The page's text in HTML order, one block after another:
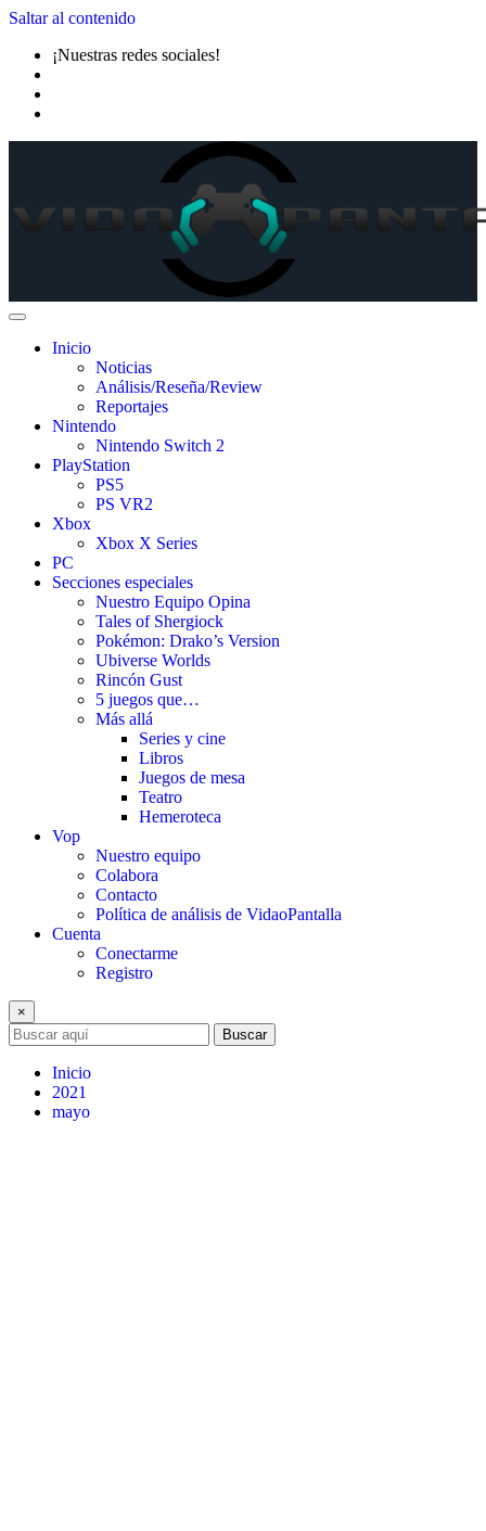
Saltar al contenido
¡Nuestras redes sociales!
Inicio
Noticias
Análisis/Reseña/Review
Reportajes
Nintendo
Nintendo Switch 2
PlayStation
PS5
PS VR2
Xbox
Xbox X Series
PC
Secciones especiales
Nuestro Equipo Opina
Tales of Shergiock
Pokémon: Drako’s Version
Ubiverse Worlds
Rincón Gust
5 juegos que…
Más allá
Series y cine
Libros
Juegos de mesa
Teatro
Hemeroteca
Vop
Nuestro equipo
Colabora
Contacto
Política de análisis de VidaoPantalla
Cuenta
Conectarme
Registro
×
Buscar
Inicio
2021
mayo